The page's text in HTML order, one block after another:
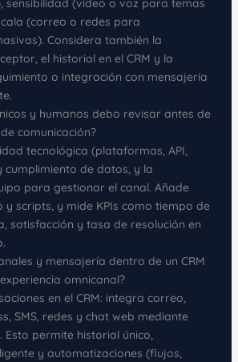
sensibilidad (video o voz para temas
(correo o redes para
Considera también la
el historial en el CRM y la
o integración con mensajería
y humanos debo revisar antes de
comunicación?
tecnológica (plataformas, API,
cumplimiento de datos, y la
para gestionar el canal. Añade
scripts, y mide KPIs como tiempo de
satisfacción y tasa de resolución en
y mensajería dentro de un CRM
omnicanal?
en el CRM: integra correo,
SMS, redes y chat web mediante
Esto permite historial único,
y automatizaciones (flujos,